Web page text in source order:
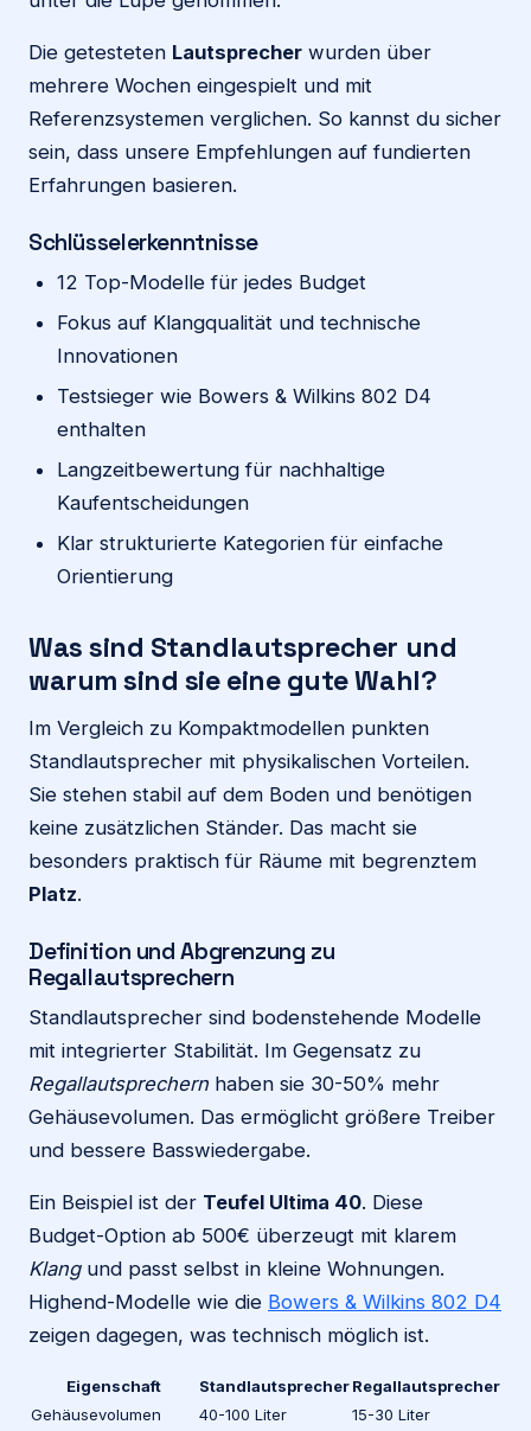
Die getesteten Lautsprecher wurden über
mehrere Wochen eingespielt und mit
Referenzsystemen verglichen. So kannst du sicher
sein, dass unsere Empfehlungen auf fundierten
Erfahrungen basieren.
Schlüsselerkenntnisse
12 Top-Modelle für jedes Budget
Fokus auf Klangqualität und technische
Innovationen
Testsieger wie Bowers & Wilkins 802 D4
enthalten
Langzeitbewertung für nachhaltige
Kaufentscheidungen
Klar strukturierte Kategorien für einfache
Orientierung
Was sind Standlautsprecher und
warum sind sie eine gute Wahl?
Im Vergleich zu Kompaktmodellen punkten
Standlautsprecher mit physikalischen Vorteilen.
Sie stehen stabil auf dem Boden und benötigen
keine zusätzlichen Ständer. Das macht sie
besonders praktisch für Räume mit begrenztem
Platz.
Definition und Abgrenzung zu
Regallautsprechern
Standlautsprecher sind bodenstehende Modelle
mit integrierter Stabilität. Im Gegensatz zu
Regallautsprechern haben sie 30-50% mehr
Gehäusevolumen. Das ermöglicht größere Treiber
und bessere Basswiedergabe.
Ein Beispiel ist der Teufel Ultima 40. Diese
Budget-Option ab 500€ überzeugt mit klarem
Klangund passt selbst in kleine Wohnungen.
Highend-Modelle wie die Bowers & Wilkins 802 D4
zeigen dagegen, was technisch möglich ist.
Eigenschaft StandlautsprecherRegallautsprecher
Gehäusevolumen
40-100 Liter
15-30 Liter